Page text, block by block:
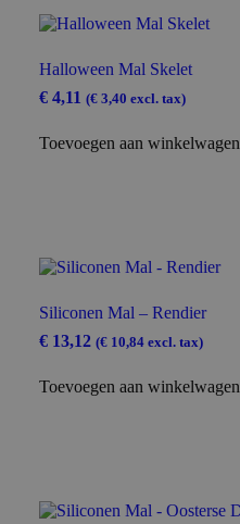
Halloween Mal Skelet
€ 4,11 (€ 3,40 excl. tax)
Toevoegen aan winkelwagen
Siliconen Mal – Rendier
€ 13,12 (€ 10,84 excl. tax)
Toevoegen aan winkelwagen